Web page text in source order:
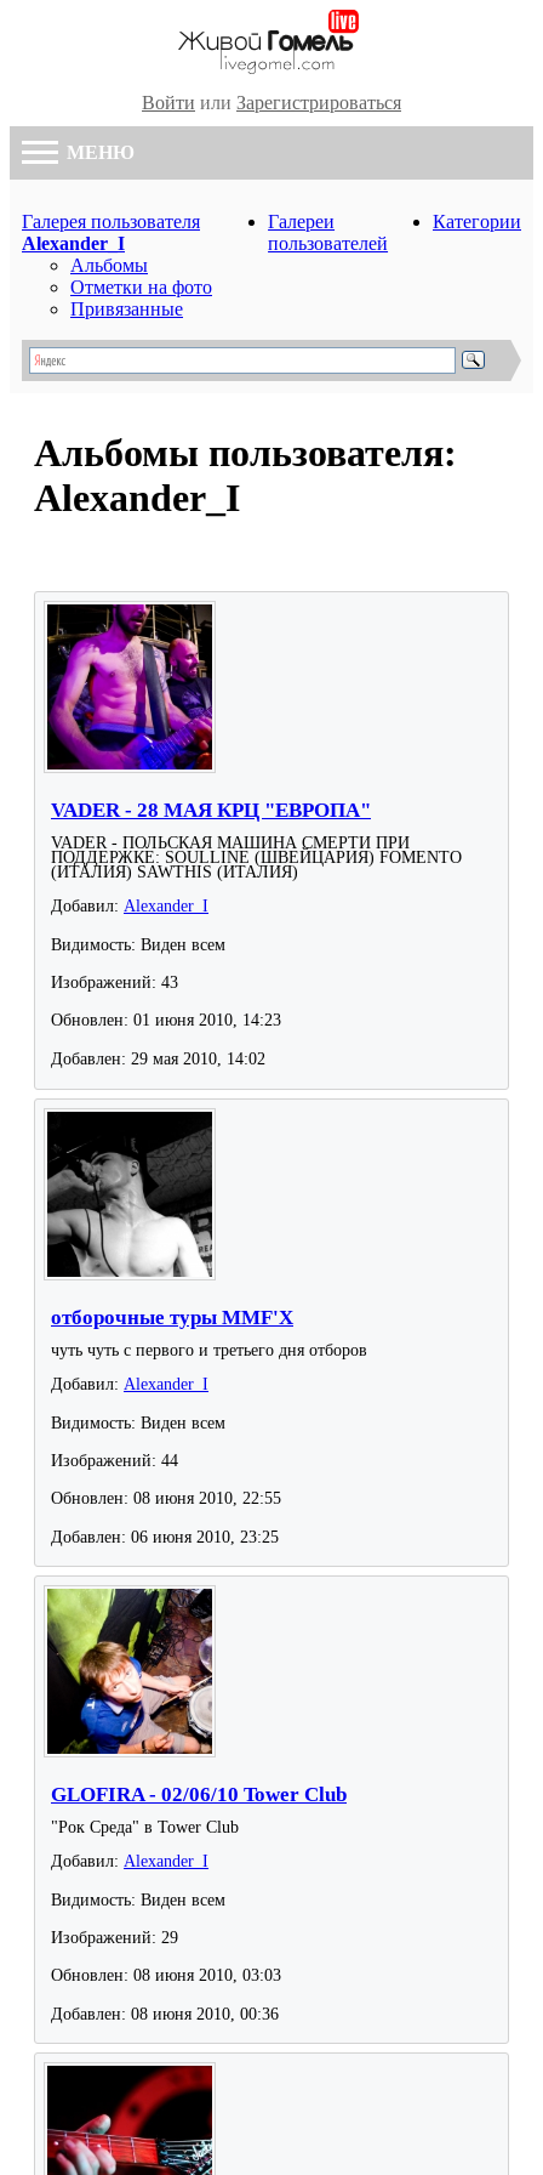
Войти или Зарегистрироваться
МЕНЮ
Галерея пользователя
Alexander_I
Альбомы
Отметки на фото
Привязанные
Галереи
пользователей
Категории
Альбомы пользователя:
Alexander_I
VADER - 28 МАЯ КРЦ "ЕВРОПА"
VADER - ПОЛЬСКАЯ МАШИНА СМЕРТИ ПРИ
ПОДДЕРЖКЕ: SOULLINE (ШВЕЙЦАРИЯ) FOMENTO
(ИТАЛИЯ) SAWTHIS (ИТАЛИЯ)
Добавил: Alexander_I
Видимость: Виден всем
Изображений: 43
Обновлен: 01 июня 2010, 14:23
Добавлен: 29 мая 2010, 14:02
отборочные туры MMF'X
чуть чуть с первого и третьего дня отборов
Добавил: Alexander_I
Видимость: Виден всем
Изображений: 44
Обновлен: 08 июня 2010, 22:55
Добавлен: 06 июня 2010, 23:25
GLOFIRA - 02/06/10 Tower Club
"Рок Среда" в Tower Club
Добавил: Alexander_I
Видимость: Виден всем
Изображений: 29
Обновлен: 08 июня 2010, 03:03
Добавлен: 08 июня 2010, 00:36